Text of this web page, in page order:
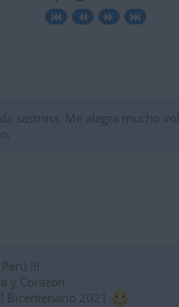
sastrina. Me alegra mucho
!!!
y Corazón
Bicentenario 2021